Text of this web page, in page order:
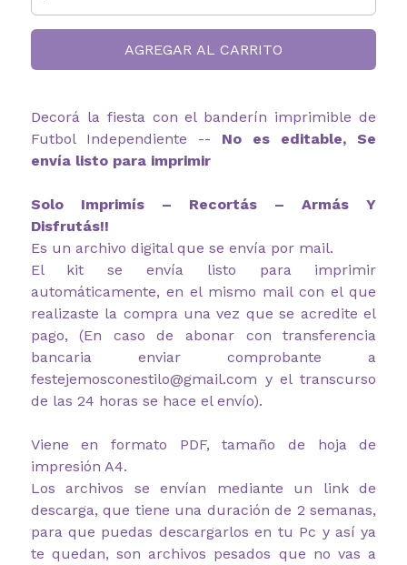
AGREGAR AL CARRITO
Decorá la fiesta con el banderín imprimible de
Futbol Independiente -- No es editable, Se
envía listo para imprimir
Solo Imprimís – Recortás – Armás Y
Disfrutás!!
Es un archivo digital que se envía por mail.
El kit se envía listo para imprimir
automáticamente, en el mismo mail con el que
realizaste la compra una vez que se acredite el
pago, (En caso de abonar con transferencia
bancaria enviar comprobante a
festejemosconestilo@gmail.com y el transcurso
de las 24 horas se hace el envío).
Viene en formato PDF, tamaño de hoja de
impresión A4.
Los archivos se envían mediante un link de
descarga, que tiene una duración de 2 semanas,
para que puedas descargarlos en tu Pc y así ya
te quedan, son archivos pesados que no vas a